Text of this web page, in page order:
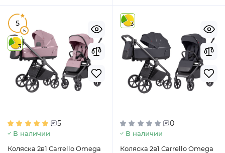
5
5
3
5
В наличии
Коляска 2в1 Carrello Omega
3
0
В наличии
Коляска 2в1 Carrello Omega